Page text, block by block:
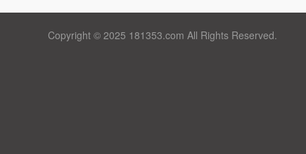
Copyright © 2025 181353.com All Rights Reserved.